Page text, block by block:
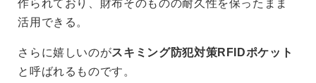
作られており、財布そのものの耐久性を保ったまま
活用できる。
さらに嬉しいのがスキミング防犯対策RFIDポケット
と呼ばれるものです。